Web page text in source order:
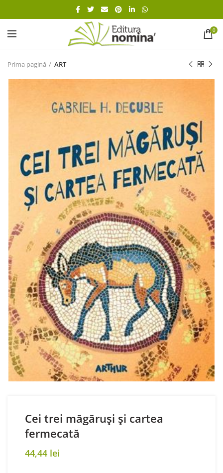
0
Prima pagină ART
Cei trei măgăruși și cartea
fermecată
44,44 lei